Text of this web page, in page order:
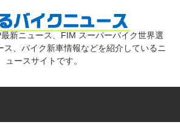
気
新ニュース、FIM スーパーバイク世界選
ス、バイク新車情報などを紹介しているニ
ュースサイトです。